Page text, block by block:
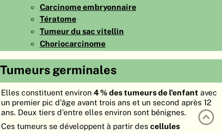
Carcinome embryonnaire
Tératome
Tumeur du sac vitellin
Choriocarcinome
Tumeurs germinales
Elles constituent environ 4 % des tumeurs de l'enfant avec
un premier pic d'âge avant trois ans et un second après 12
ans. Deux tiers d'entre elles environ sont bénignes.
Ces tumeurs se développent à partir des cellules